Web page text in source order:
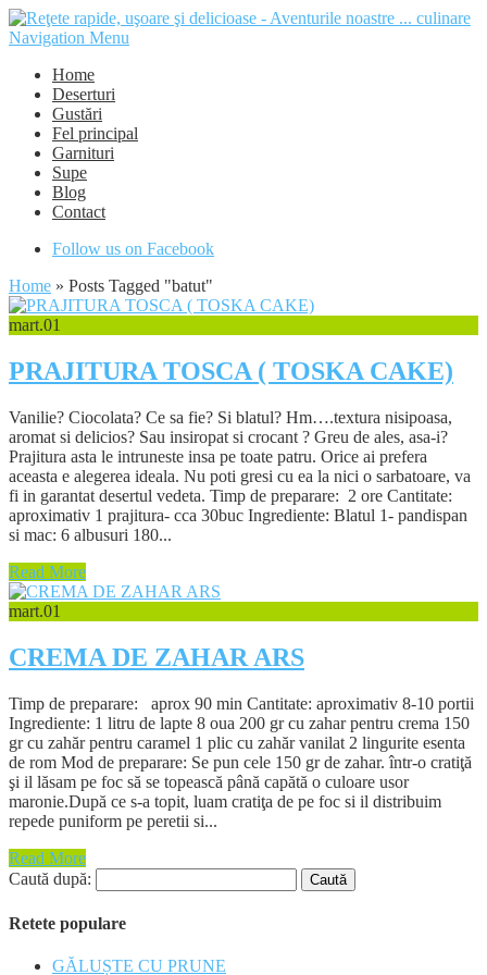
Navigation Menu
Home
Deserturi
Gustări
Fel principal
Garnituri
Supe
Blog
Contact
Follow us on Facebook
Home » Posts Tagged "batut"
mart.01
PRAJITURA TOSCA ( TOSKA CAKE)
Vanilie? Ciocolata? Ce sa fie? Si blatul? Hm….textura nisipoasa,
aromat si delicios? Sau insiropat si crocant ? Greu de ales, asa-i?
Prajitura asta le intruneste insa pe toate patru. Orice ai prefera
aceasta e alegerea ideala. Nu poti gresi cu ea la nici o sarbatoare, va
fi in garantat desertul vedeta. Timp de preparare: 2 ore Cantitate:
aproximativ 1 prajitura- cca 30buc Ingrediente: Blatul 1- pandispan
si mac: 6 albusuri 180...
Read More
mart.01
CREMA DE ZAHAR ARS
Timp de preparare: aprox 90 min Cantitate: aproximativ 8-10 portii
Ingrediente: 1 litru de lapte 8 oua 200 gr cu zahar pentru crema 150
gr cu zahăr pentru caramel 1 plic cu zahăr vanilat 2 lingurite esenta
de rom Mod de preparare: Se pun cele 150 gr de zahar. într-o cratiţă
şi il lăsam pe foc să se topească până capătă o culoare usor
maronie.După ce s-a topit, luam cratiţa de pe foc si il distribuim
repede puniform pe peretii si...
Read More
Caută după:
Retete populare
GĂLUȘTE CU PRUNE